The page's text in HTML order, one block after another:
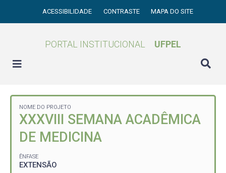
ACESSIBILIDADE CONTRASTE MAPA DO SITE
PORTAL INSTITUCIONAL UFPEL
NOME DO PROJETO
XXXVIII SEMANA ACADÊMICA
DE MEDICINA
ÊNFASE
EXTENSÃO